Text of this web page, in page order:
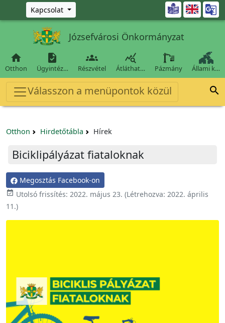
Ugrás a fő tartalomra
Kapcsolat 
Józsefvárosi Önkormányzat

Otthon

Ügyintéz…

Részvétel

Átláthat… Pázmány Állami k…
Válasszon a menüpontok közül 
Otthon Hirdetőtábla Hírek
Biciklipályázat fiataloknak
Megosztás Facebook-on
 Utolsó frissítés: 2022. május 23. (Létrehozva: 2022. április
11.)